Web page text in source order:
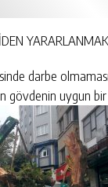
darbe
gövdenin uygun